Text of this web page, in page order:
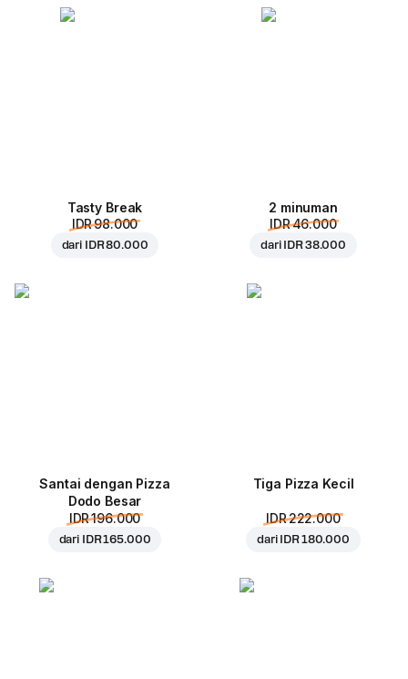
Tasty Break
IDR 98.000
dari IDR 80.000
2 minuman
IDR 46.000
dari IDR 38.000
Santai dengan Pizza
Dodo Besar
IDR 196.000
dari IDR 165.000
Tiga Pizza Kecil
IDR 222.000
dari IDR 180.000